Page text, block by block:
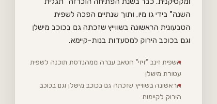
השנה" בידי גו מיו, ותוך שנתיים הפכה לשפית
הטבעונית הראשונה בשווייץ שזכתה גם בכוכב מישלן
וגם בכוכב הירוק למסעדות בנות-קיימא.
השפית זינב "זיזי" חטאב עברה ממהנדסת תוכנה לשפית
עטורת מישלן
הראשונה בשווייץ שזכתה גם בכוכב מישלן וגם בכוכב
הירוק לקיימות